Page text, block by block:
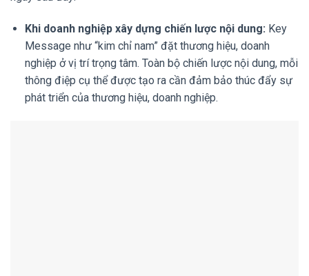
Khi doanh nghiệp xây dựng chiến lược nội dung: Key
Message như “kim chỉ nam” đặt thương hiệu, doanh
nghiệp ở vị trí trọng tâm. Toàn bộ chiến lược nội dung, mỗi
thông điệp cụ thể được tạo ra cần đảm bảo thúc đẩy sự
phát triển của thương hiệu, doanh nghiệp.